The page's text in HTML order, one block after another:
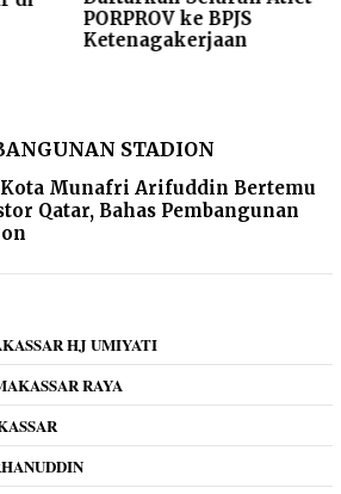
PORPROV ke BPJS
Ketenagakerjaan
STADION
Munafri Arifuddin Bertemu
Qatar, Bahas Pembangunan
HJ UMIYATI
RAYA